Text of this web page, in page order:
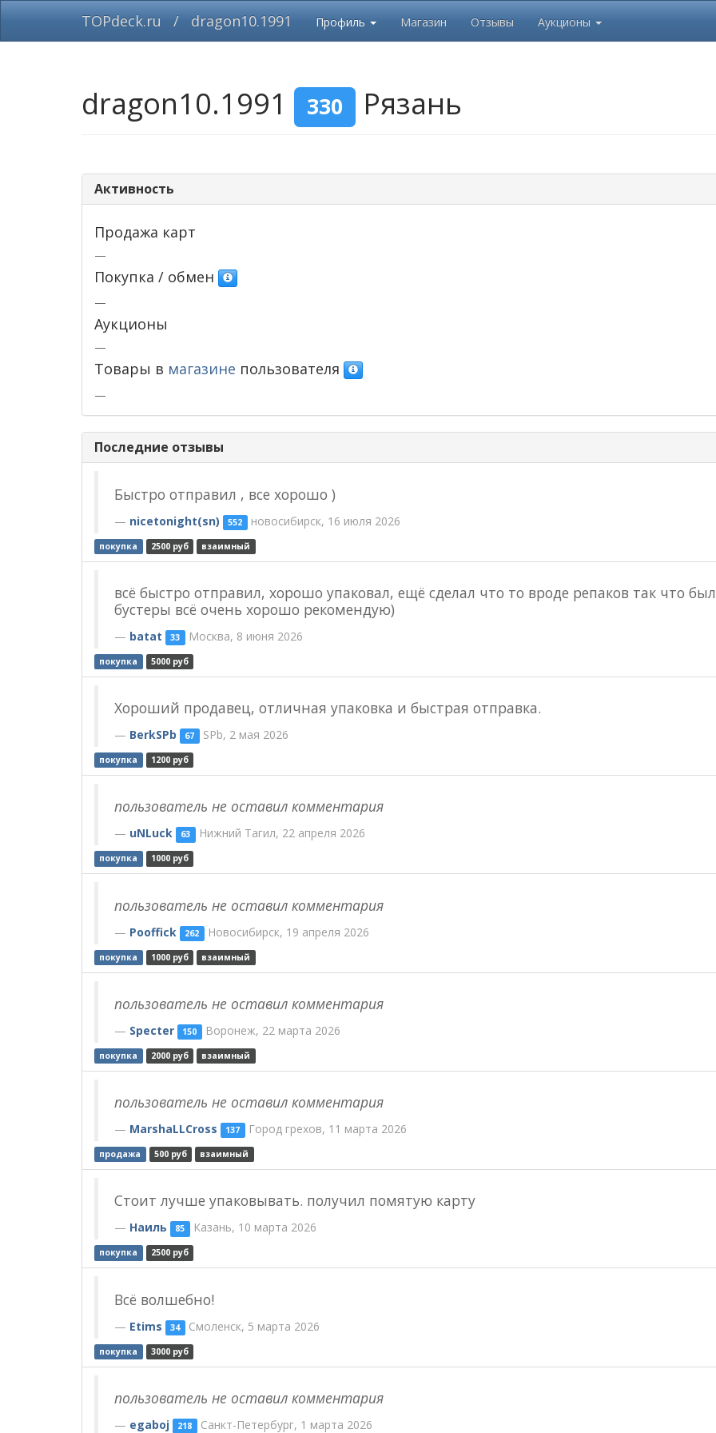
TOPdeck.ru / dragon10.1991 Профиль Магазин Отзывы Аукционы
dragon10.1991 330 Рязань
Активность
Продажа карт
—
Покупка / обмен
—
Аукционы
—
Товары в магазине пользователя
—
Последние отзывы
Быстро отправил , все хорошо )
nicetonight(sn) 552 новосибирск, 16 июля 2026
покупка 2500 руб взаимный
всё быстро отправил, хорошо упаковал, ещё сделал что то вроде репаков так что
бустеры всё очень хорошо рекомендую)
batat 33 Москва, 8 июня 2026
покупка 5000 руб
Хороший продавец, отличная упаковка и быстрая отправка.
BerkSPb 67 SPb, 2 мая 2026
покупка 1200 руб
пользователь не оставил комментария
uNLuck 63 Нижний Тагил, 22 апреля 2026
покупка 1000 руб
пользователь не оставил комментария
Pooffick 262 Новосибирск, 19 апреля 2026
покупка 1000 руб взаимный
пользователь не оставил комментария
Specter 150 Воронеж, 22 марта 2026
покупка 2000 руб взаимный
пользователь не оставил комментария
MarshaLLCross 137 Город грехов, 11 марта 2026
продажа 500 руб взаимный
Стоит лучше упаковывать. получил помятую карту
Наиль 85 Казань, 10 марта 2026
покупка 2500 руб
Всё волшебно!
Etims 34 Смоленск, 5 марта 2026
покупка 3000 руб
пользователь не оставил комментария
egaboj 218 Санкт-Петербург, 1 марта 2026